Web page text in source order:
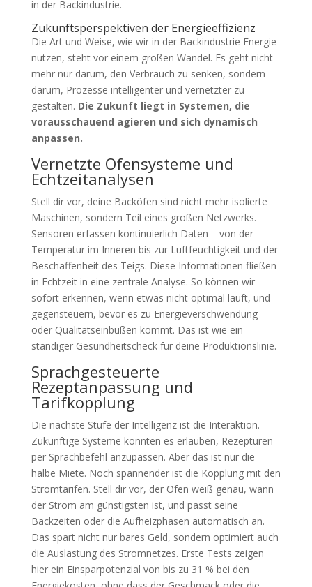
in der Backindustrie.
Zukunftsperspektiven der Energieeffizienz
Die Art und Weise, wie wir in der Backindustrie Energie
nutzen, steht vor einem großen Wandel. Es geht nicht
mehr nur darum, den Verbrauch zu senken, sondern
darum, Prozesse intelligenter und vernetzter zu
gestalten. Die Zukunft liegt in Systemen, die
vorausschauend agieren und sich dynamisch
anpassen.
Vernetzte Ofensysteme und
Echtzeitanalysen
Stell dir vor, deine Backöfen sind nicht mehr isolierte
Maschinen, sondern Teil eines großen Netzwerks.
Sensoren erfassen kontinuierlich Daten – von der
Temperatur im Inneren bis zur Luftfeuchtigkeit und der
Beschaffenheit des Teigs. Diese Informationen fließen
in Echtzeit in eine zentrale Analyse. So können wir
sofort erkennen, wenn etwas nicht optimal läuft, und
gegensteuern, bevor es zu Energieverschwendung
oder Qualitätseinbußen kommt. Das ist wie ein
ständiger Gesundheitscheck für deine Produktionslinie.
Sprachgesteuerte
Rezeptanpassung und
Tarifkopplung
Die nächste Stufe der Intelligenz ist die Interaktion.
Zukünftige Systeme könnten es erlauben, Rezepturen
per Sprachbefehl anzupassen. Aber das ist nur die
halbe Miete. Noch spannender ist die Kopplung mit den
Stromtarifen. Stell dir vor, der Ofen weiß genau, wann
der Strom am günstigsten ist, und passt seine
Backzeiten oder die Aufheizphasen automatisch an.
Das spart nicht nur bares Geld, sondern optimiert auch
die Auslastung des Stromnetzes. Erste Tests zeigen
hier ein Einsparpotenzial von bis zu 31 % bei den